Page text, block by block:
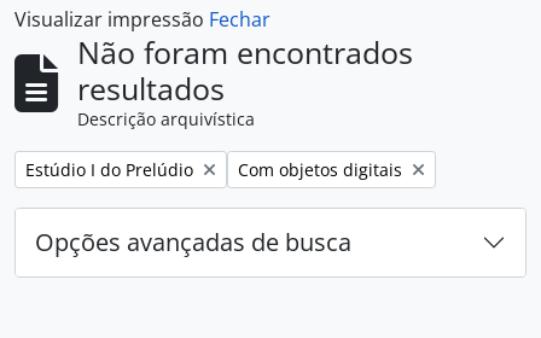
Visualizar impressão Fechar
Não foram encontrados
resultados
Descrição arquivística
Remover filtro:
Estúdio I do Prelúdio Remover filtro:
Com objetos digitais
Opções avançadas de busca